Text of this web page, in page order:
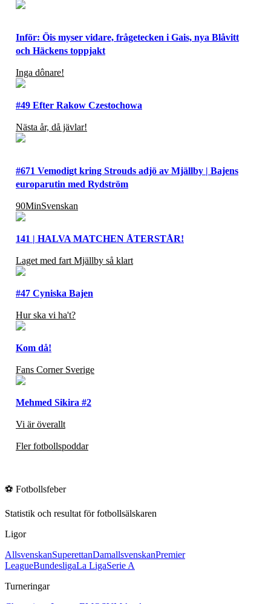
Inför: Öis myser vidare, frågetecken i Gais, nya Blåvitt
och Häckens toppjakt
Inga dônare!
#49 Efter Rakow Czestochowa
Nästa år, då jävlar!
#671 Vemodigt kring Strouds adjö av Mjällby | Bajens
europarutin med Rydström
90MinSvenskan
141 | HALVA MATCHEN ÅTERSTÅR!
Laget med fart Mjällby så klart
#47 Cyniska Bajen
Hur ska vi ha't?
Kom då!
Fans Corner Sverige
Mehmed Sikira #2
Vi är överallt
Fler fotbollspoddar
⚽ Fotbollsfeber
Statistik och resultat för fotbollsälskaren
Ligor
AllsvenskanSuperettanDamallsvenskanPremier
LeagueBundesligaLa LigaSerie A
Turneringar